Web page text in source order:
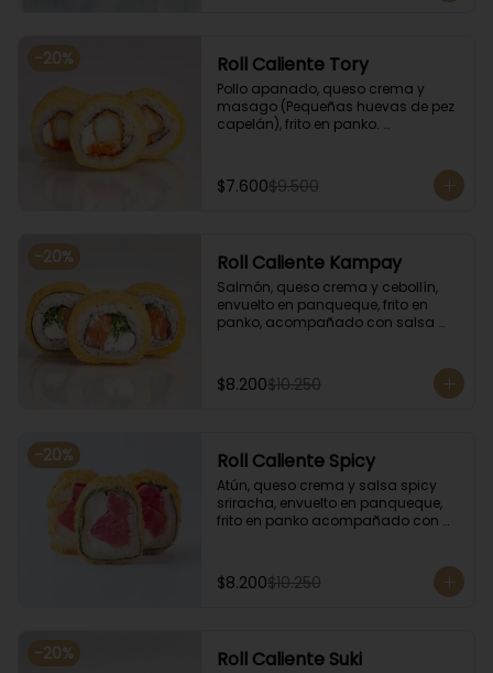
-20% Roll Caliente Tory
Pollo apanado, queso crema y
masago (Pequeñas huevas de pez
capelán), frito en panko.
$7.600$9.500
-20% Roll Caliente Kampay
Salmón, queso crema y cebollín,
envuelto en panqueque, frito en
panko, acompañado con salsa
$8.200$10.250
-20% Roll Caliente Spicy
Atún, queso crema y salsa spicy
sriracha, envuelto en panqueque,
frito en panko acompañado con
$8.200$10.250
-20% Roll Caliente Suki